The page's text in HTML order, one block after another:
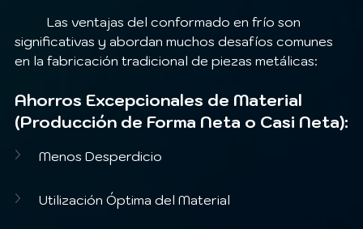
significativas y abordan muchos desafíos comunes
en la fabricación tradicional de piezas metálicas:
Ahorros Excepcionales de Material
(Producción de Forma Neta o Casi Neta):
Menos Desperdicio
Utilización Óptima del Material